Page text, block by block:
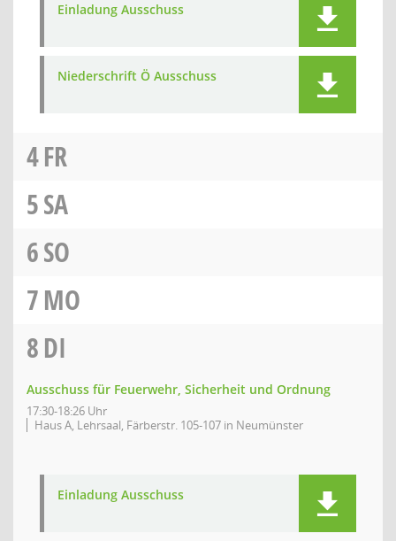
Einladung Ausschuss
Niederschrift Ö Ausschuss
4FR
5SA
6SO
7MO
8DI
Ausschuss für Feuerwehr, Sicherheit und Ordnung
17:30-18:26 Uhr
Haus A, Lehrsaal, Färberstr. 105-107 in Neumünster
Einladung Ausschuss